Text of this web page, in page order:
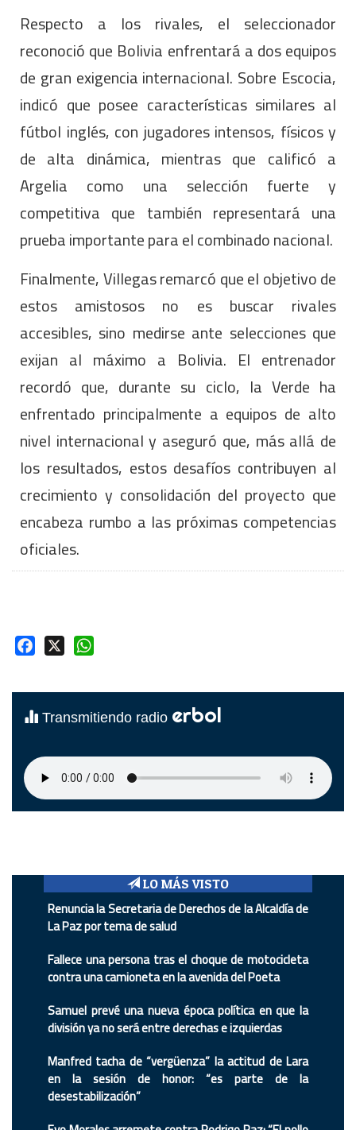
Respecto a los rivales, el seleccionador
reconoció que Bolivia enfrentará a dos equipos
de gran exigencia internacional. Sobre Escocia,
indicó que posee características similares al
fútbol inglés, con jugadores intensos, físicos y
de alta dinámica, mientras que calificó a
Argelia como una selección fuerte y
competitiva que también representará una
prueba importante para el combinado nacional.
Finalmente, Villegas remarcó que el objetivo de
estos amistosos no es buscar rivales
accesibles, sino medirse ante selecciones que
exijan al máximo a Bolivia. El entrenador
recordó que, durante su ciclo, la Verde ha
enfrentado principalmente a equipos de alto
nivel internacional y aseguró que, más allá de
los resultados, estos desafíos contribuyen al
crecimiento y consolidación del proyecto que
encabeza rumbo a las próximas competencias
oficiales.
Facebook
Transmitiendo radio erbol
LO MÁS VISTO
Renuncia la Secretaria de Derechos de la Alcaldía de
La Paz por tema de salud
Fallece una persona tras el choque de motocicleta
contra una camioneta en la avenida del Poeta
Samuel prevé una nueva época política en que la
división ya no será entre derechas e izquierdas
Manfred tacha de “vergüenza” la actitud de Lara
en la sesión de honor: “es parte de la
desestabilización”